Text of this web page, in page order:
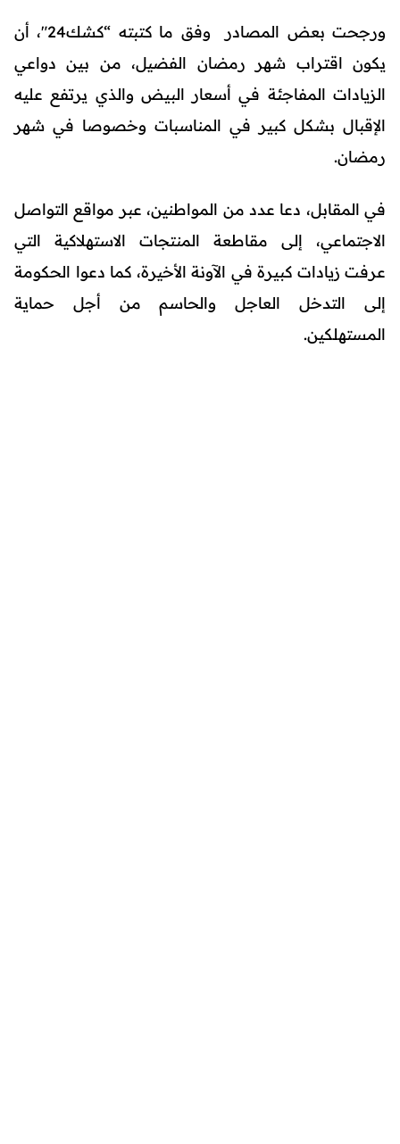
ورجحت بعض المصادر وفق ما كتبته “كشك24″، أن
يكون اقتراب شهر رمضان الفضيل، من بين دواعي
الزيادات المفاجئة في أسعار البيض والذي يرتفع عليه
الإقبال بشكل كبير في المناسبات وخصوصا في شهر
رمضان.
في المقابل، دعا عدد من المواطنين، عبر مواقع التواصل
الاجتماعي، إلى مقاطعة المنتجات الاستهلاكية التي
عرفت زيادات كبيرة في الآونة الأخيرة، كما دعوا الحكومة
إلى التدخل العاجل والحاسم من أجل حماية
المستهلكين.